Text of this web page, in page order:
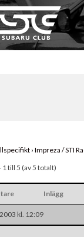
Subaru
Subaru!
› Impreza / STI
1 till 5 (av 5 totalt)
Inlägg
kl. 12:09